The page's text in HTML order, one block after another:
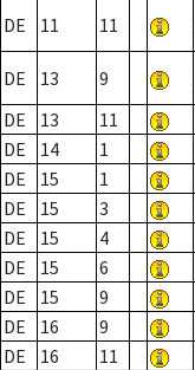
DE 11 11
DE 13 9
DE
13 11
DE
14 1
DE
15 1
DE
15 3
DE
15 4
DE
15 6
DE
15 9
DE
16 9
DE
16 11